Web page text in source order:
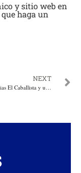
y sitio web en
haga un
NEXT
Cárcel para alias El Caballista y un capitán de la Policía Nacional por su presunta participación en el plan de fuga de alias Matamba